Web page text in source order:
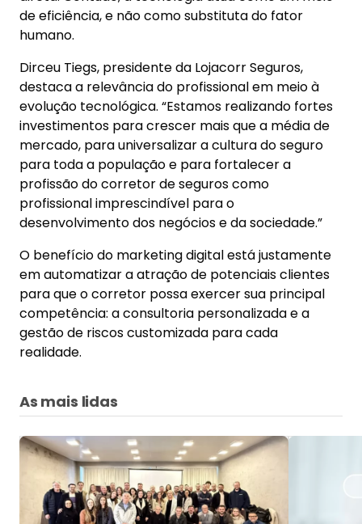
de eficiência, e não como substituta do fator
humano.
Dirceu Tiegs, presidente da Lojacorr Seguros,
destaca a relevância do profissional em meio à
evolução tecnológica. “Estamos realizando fortes
investimentos para crescer mais que a média de
mercado, para universalizar a cultura do seguro
para toda a população e para fortalecer a
profissão do corretor de seguros como
profissional imprescindível para o
desenvolvimento dos negócios e da sociedade.”
O benefício do marketing digital está justamente
em automatizar a atração de potenciais clientes
para que o corretor possa exercer sua principal
competência: a consultoria personalizada e a
gestão de riscos customizada para cada
realidade.
As mais lidas